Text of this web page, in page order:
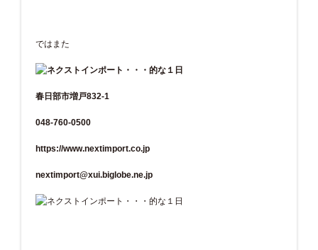
ではまた
春日部市増戸832-1
048-760-0500
https://www.nextimport.co.jp
nextimport@xui.biglobe.ne.jp